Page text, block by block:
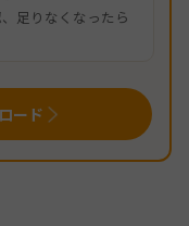
足りなくなったら
ード